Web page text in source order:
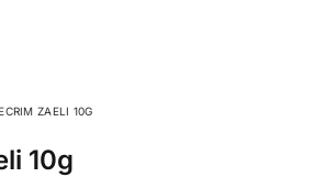
ZAELI 10G
10g